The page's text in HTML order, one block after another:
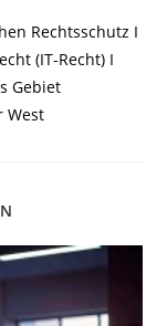
Rechtsschutz I
(IT-Recht) I
Gebiet
West